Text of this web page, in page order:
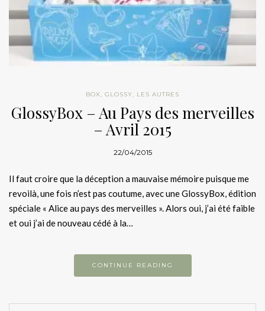
BOX, GLOSSY, LES AUTRES
GlossyBox – Au Pays des merveilles
– Avril 2015
22/04/2015
Il faut croire que la déception a mauvaise mémoire puisque me
revoilà, une fois n’est pas coutume, avec une GlossyBox, édition
spéciale « Alice au pays des merveilles ». Alors oui, j’ai été faible
et oui j’ai de nouveau cédé à la…
CONTINUE READING